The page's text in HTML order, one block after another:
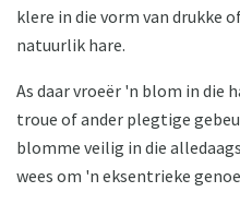
klere in die vorm van drukke
natuurlik hare.
As daar vroeër 'n blom in die
troue of ander plegtige
blomme veilig in die
wees om 'n eksentrieke